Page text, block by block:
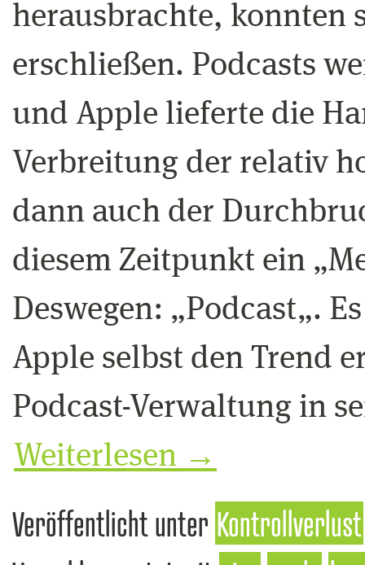
herausbrachte, konnten
erschließen. Podcasts
und Apple lieferte die
Verbreitung der relativ
dann auch der
diesem Zeitpunkt ein
Deswegen: „Podcast„.
Apple selbst den Trend
Podcast-Verwaltung in
Weiterlesen →
Veröffentlicht unter Kontrollverlust